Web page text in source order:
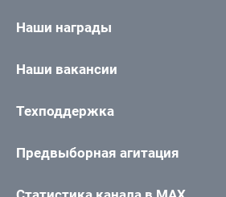
Наши награды
Наши вакансии
Техподдержка
Предвыборная агитация